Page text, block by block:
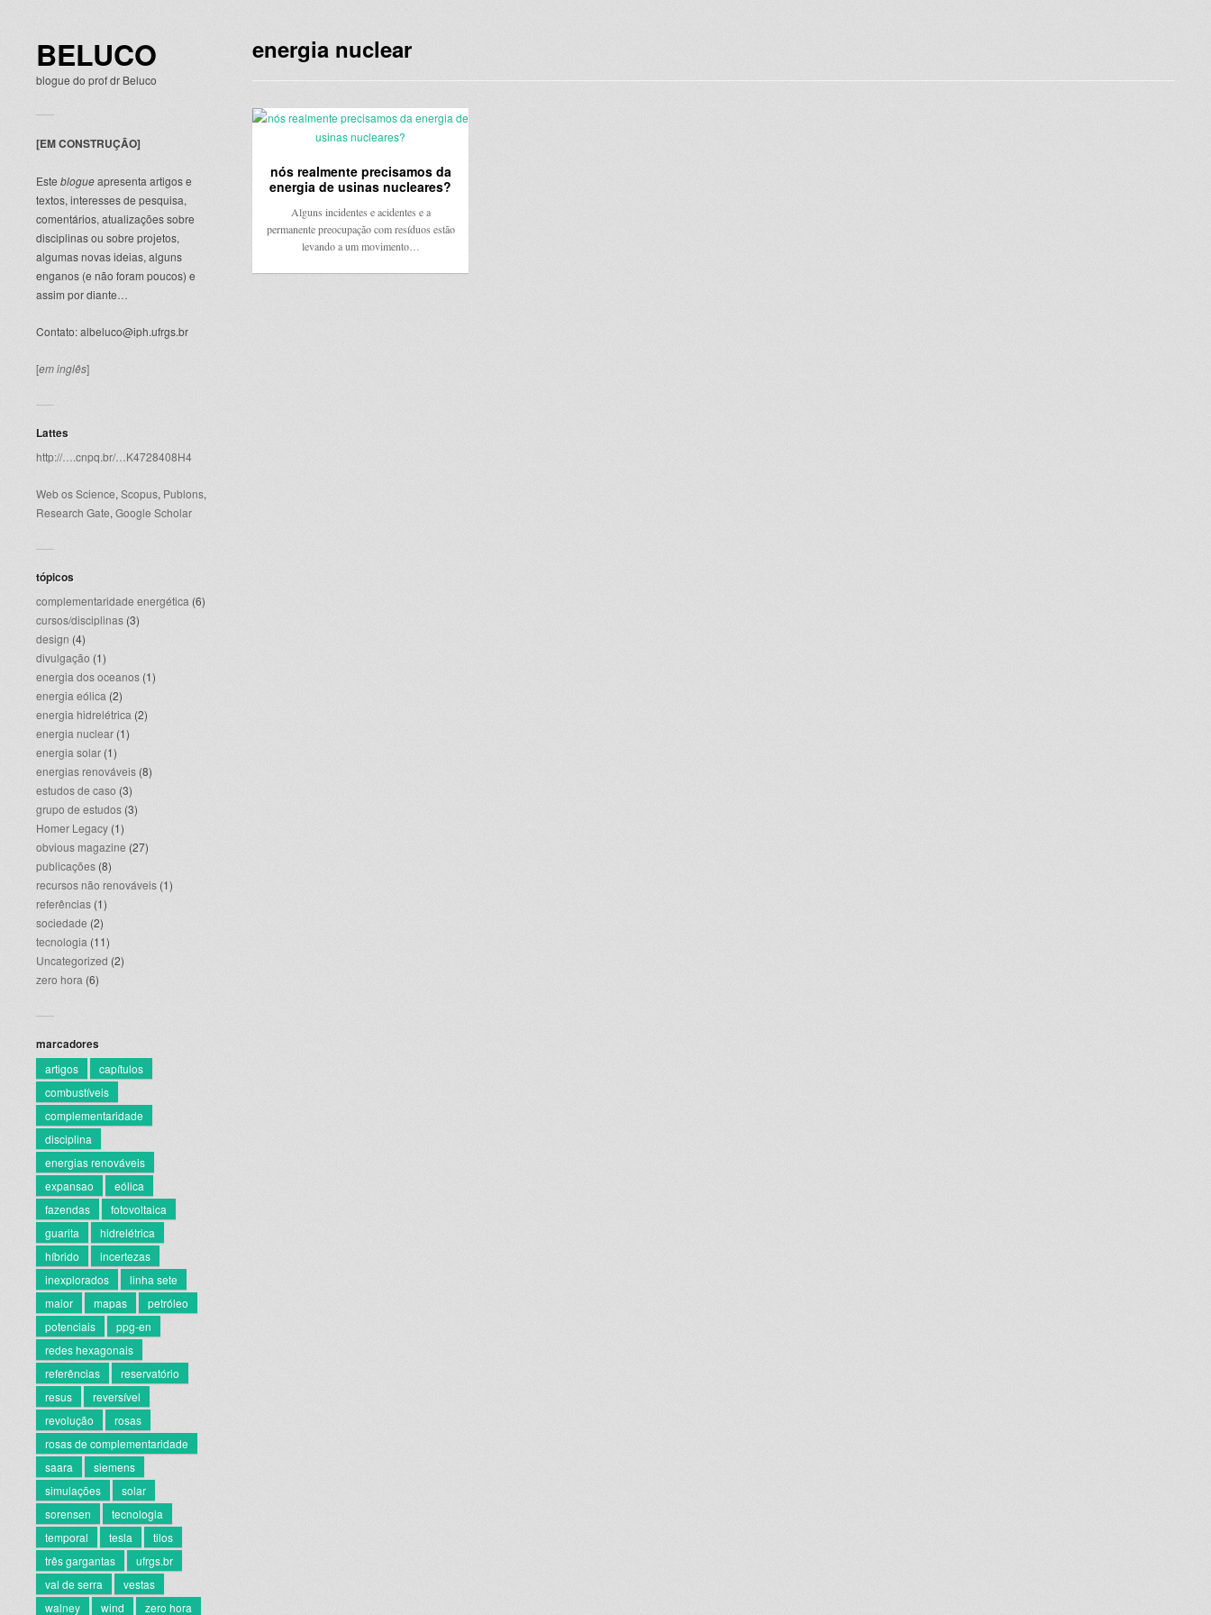
BELUCO
blogue do prof dr Beluco
[EM CONSTRUÇÃO]
Este blogueapresenta artigos e
textos, interesses de pesquisa,
comentários, atualizações sobre
disciplinas ou sobre projetos,
algumas novas ideias, alguns
enganos (e não foram poucos) e
assim por diante…
Contato: albeluco@iph.ufrgs.br
[em inglês]
Lattes
http://….cnpq.br/…K4728408H4
Web os Science, Scopus, Publons,
Research Gate, Google Scholar
tópicos
complementaridade energética (6)
cursos/disciplinas (3)
design (4)
divulgação (1)
energia dos oceanos (1)
energia eólica (2)
energia hidrelétrica (2)
energia nuclear (1)
energia solar (1)
energias renováveis (8)
estudos de caso (3)
grupo de estudos (3)
Homer Legacy (1)
obvious magazine (27)
publicações (8)
recursos não renováveis (1)
referências (1)
sociedade (2)
tecnologia (11)
Uncategorized (2)
zero hora (6)
marcadores
artigos
capítulos
combustíveis
complementaridade
disciplina
energias renováveis
expansao
eólica
fazendas
fotovoltaica
guarita
hidrelétrica
híbrido
incertezas
inexplorados
linha sete
maior
mapas
petróleo
potenciais
ppg-en
redes hexagonais
referências
reservatório
resus
reversível
revolução
rosas
rosas de complementaridade
saara
siemens
simulações
solar
sorensen
tecnologia
temporal
tesla
tilos
três gargantas
ufrgs.br
val de serra
vestas
walney
wind zero hora
energia nuclear
nós realmente precisamos da
energia de usinas nucleares?
Alguns incidentes e acidentes e a
permanente preocupação com resíduos estão
levando a um movimento…